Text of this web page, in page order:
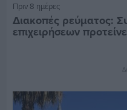
Πριν 8 ημέρες
Διακοπές ρεύματος:
επιχειρήσεων